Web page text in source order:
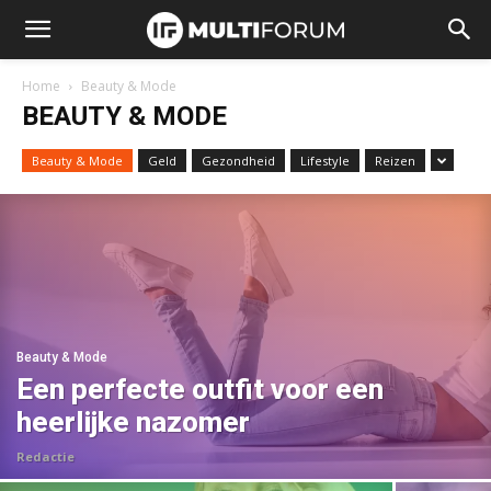
Home Beauty & Mode
BEAUTY & MODE
Beauty & Mode Geld Gezondheid Lifestyle Reizen
Beauty & Mode
Een perfecte outfit voor een
heerlijke nazomer
Redactie